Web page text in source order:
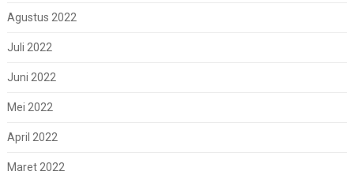
Agustus 2022
Juli 2022
Juni 2022
Mei 2022
April 2022
Maret 2022